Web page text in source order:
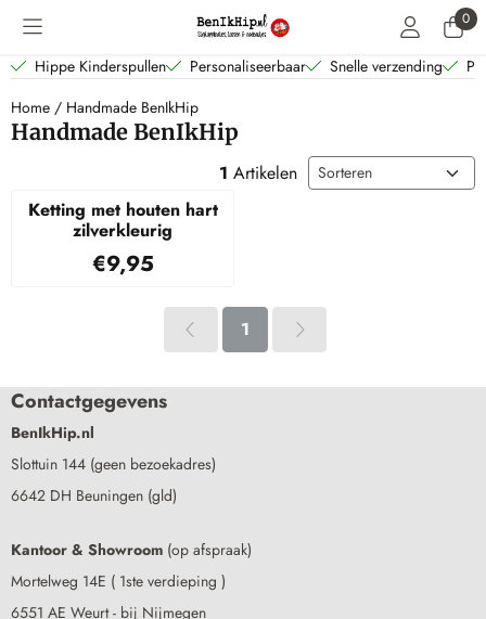
Cookievoorkeuren zijn beschikbaar. Kies instellingen of sta alle 0
Hippe Kinderspullen Personaliseerbaar Snelle verzending
Home / Handmade BenIkHip
Handmade BenIkHip
1 Artikelen Sorteermethode
Ketting met houten hart
zilverkleurig
Prijs: 9,95
€9,95
1
Contactgegevens
BenIkHip.nl
Slottuin 144 (geen bezoekadres)
6642 DH Beuningen (gld)
Kantoor & Showroom (op afspraak)
Mortelweg 14E ( 1ste verdieping )
6551 AE Weurt - bij Nijmegen